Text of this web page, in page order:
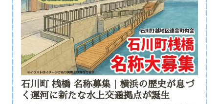
石川町 桟橋 名称募集｜横浜の歴史が息づ
く運河に新たな水上交通拠点が誕生